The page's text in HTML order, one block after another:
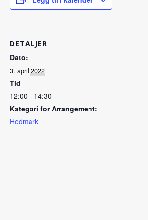
DETALJER
Dato:
3. april 2022
Tid
12:00 - 14:30
Kategori for Arrangement:
Hedmark